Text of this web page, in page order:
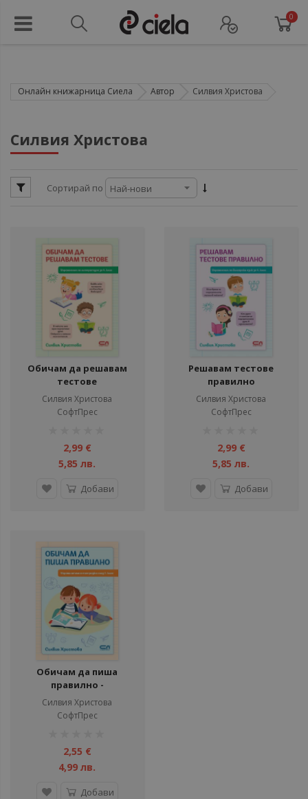
0
Онлайн книжарница Сиела Автор Силвия Христова
Силвия Христова
Сортирай по
Обичам да решавам
тестове
Силвия Христова
СофтПрес
2,99 €
5,85 лв.
Добави
Решавам тестове
правилно
Силвия Христова
СофтПрес
2,99 €
5,85 лв.
Добави
Обичам да пиша
правилно -
Упражнителна
тетрадка след 1. клас
Силвия Христова
СофтПрес
2,55 €
4,99 лв.
Добави